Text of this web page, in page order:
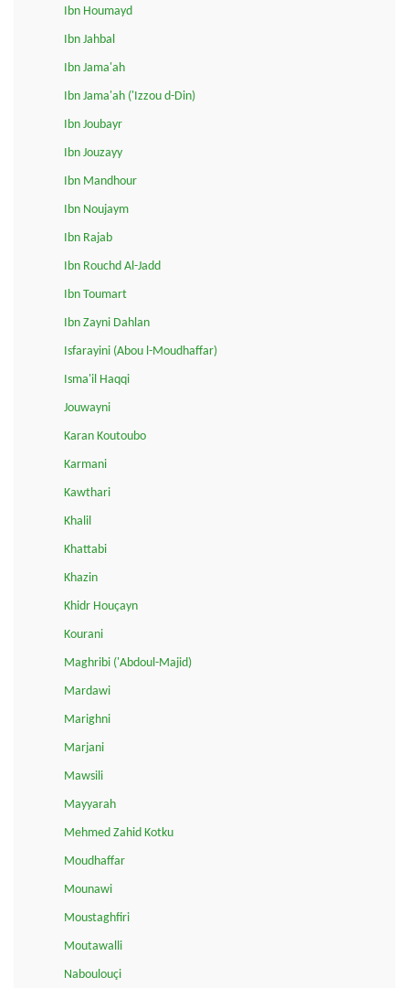
Ibn Houmayd
Ibn Jahbal
Ibn Jama'ah
Ibn Jama'ah ('Izzou d-Din)
Ibn Joubayr
Ibn Jouzayy
Ibn Mandhour
Ibn Noujaym
Ibn Rajab
Ibn Rouchd Al-Jadd
Ibn Toumart
Ibn Zayni Dahlan
Isfarayini (Abou l-Moudhaffar)
Isma'il Haqqi
Jouwayni
Karan Koutoubo
Karmani
Kawthari
Khalil
Khattabi
Khazin
Khidr Houçayn
Kourani
Maghribi ('Abdoul-Majid)
Mardawi
Marighni
Marjani
Mawsili
Mayyarah
Mehmed Zahid Kotku
Moudhaffar
Mounawi
Moustaghfiri
Moutawalli
Naboulouçi